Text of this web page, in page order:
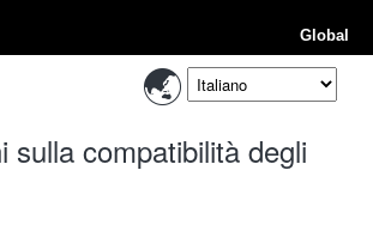
Global
sulla compatibilità degli